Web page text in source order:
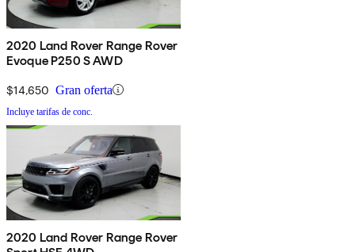
2020 Land Rover Range Rover
Evoque P250 S AWD
$14,650 Gran oferta
Incluye tarifas de conc.
2020 Land Rover Range Rover